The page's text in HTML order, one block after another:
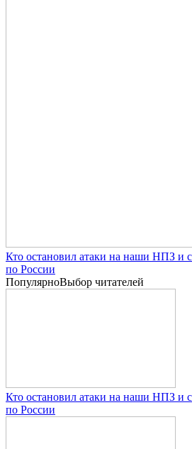
Кто остановил атаки на наши НПЗ и
по России
ПопулярноВыбор читателей
Кто остановил атаки на наши НПЗ и
по России